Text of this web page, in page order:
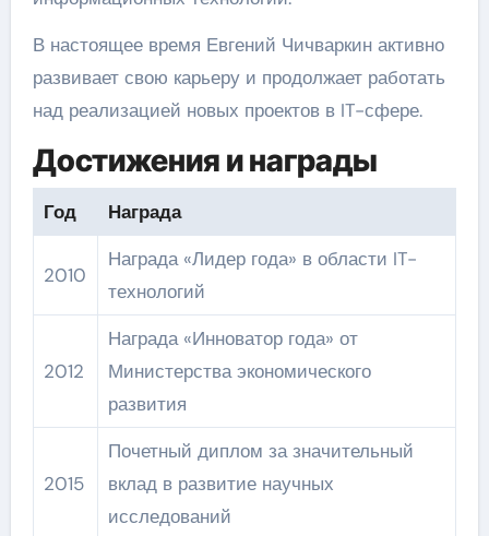
В настоящее время Евгений Чичваркин активно
развивает свою карьеру и продолжает работать
над реализацией новых проектов в IT-сфере.
Достижения и награды
Год Награда
2010
Награда «Лидер года» в области IT-
технологий
2012
Награда «Инноватор года» от
Министерства экономического
развития
2015
Почетный диплом за значительный
вклад в развитие научных
исследований